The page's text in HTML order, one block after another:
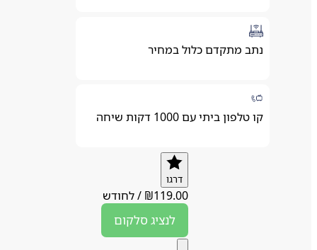
נתב מתקדם כלול במחיר
קו טלפון ביתי עם 1000 דקות שיחה
₪119.00
/לחודש
לנציגסלקום